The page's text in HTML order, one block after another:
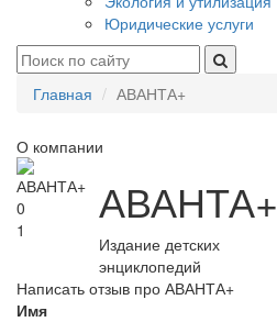
Юридические услуги
Главная АВАНТА+
О компании
0
1
АВАНТА+
Издание детских
энциклопедий
Написать отзыв про АВАНТА+
Имя